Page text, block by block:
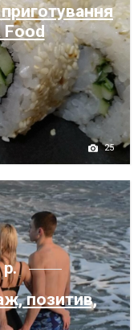
Food
25
р.
позитив,